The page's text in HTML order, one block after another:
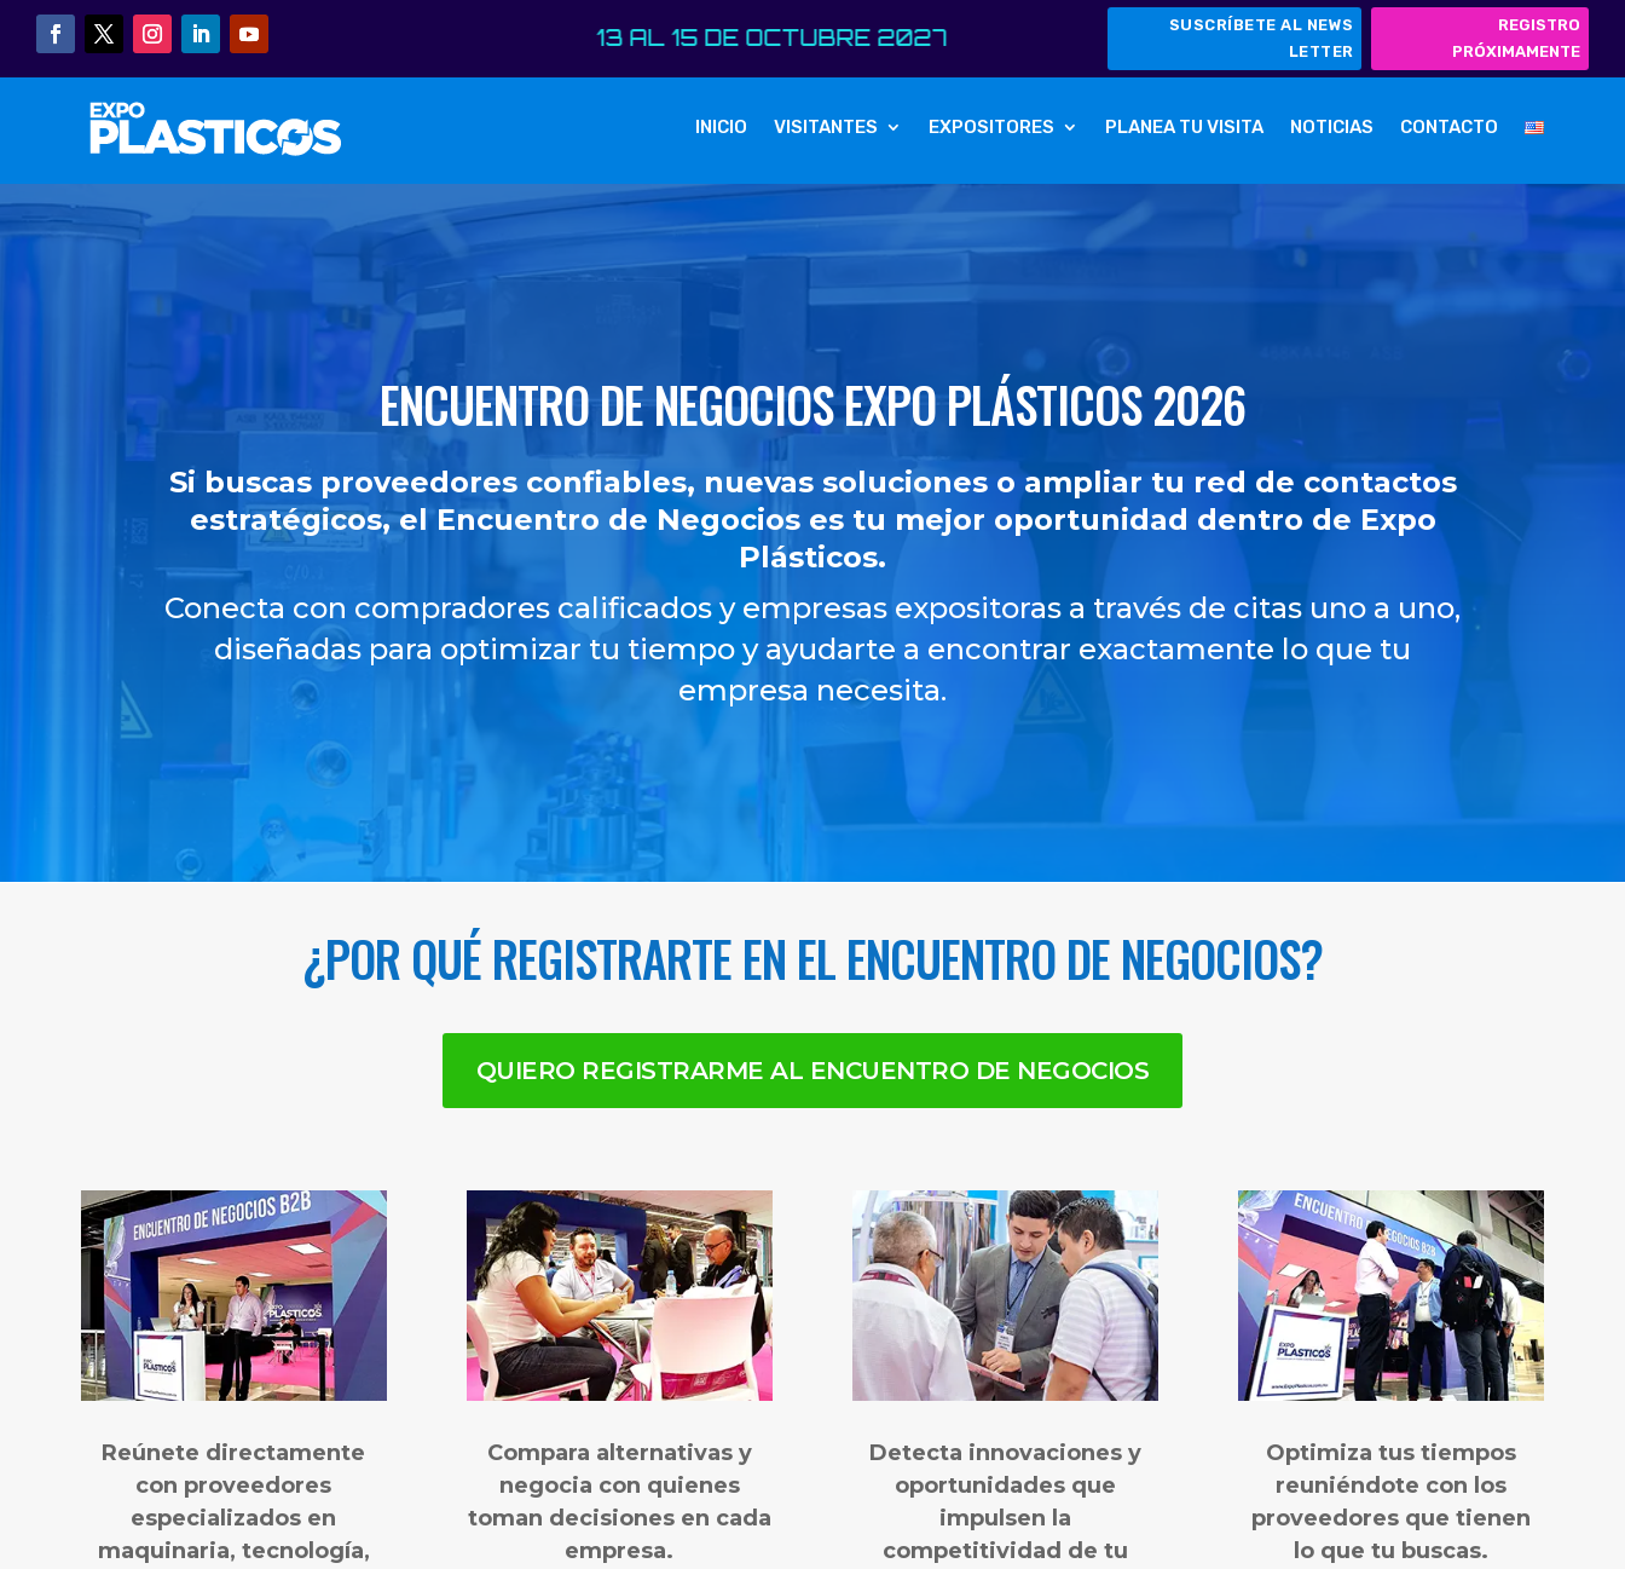
13 AL 15 DE OCTUBRE 2027
SUSCRÍBETE AL NEWS
LETTER
REGISTRO
PRÓXIMAMENTE
INICIO VISITANTES EXPOSITORES PLANEA TU VISITA NOTICIAS CONTACTO
ENCUENTRO DE NEGOCIOS EXPO PLÁSTICOS 2026
Si buscas proveedores confiables, nuevas soluciones o ampliar tu red de contactos
estratégicos, el Encuentro de Negocios es tu mejor oportunidad dentro de Expo
Plásticos.
Conecta con compradores calificados y empresas expositoras a través de citas uno a uno,
diseñadas para optimizar tu tiempo y ayudarte a encontrar exactamente lo que tu
empresa necesita.
¿POR QUÉ REGISTRARTE EN EL ENCUENTRO DE NEGOCIOS?
QUIERO REGISTRARME AL ENCUENTRO DE NEGOCIOS
Reúnete directamente
con proveedores
especializados en
maquinaria, tecnología,
Compara alternativas y
negocia con quienes
toman decisiones en cada
empresa.
Detecta innovaciones y
oportunidades que
impulsen la
competitividad de tu
Optimiza tus tiempos
reuniéndote con los
proveedores que tienen
lo que tu buscas.